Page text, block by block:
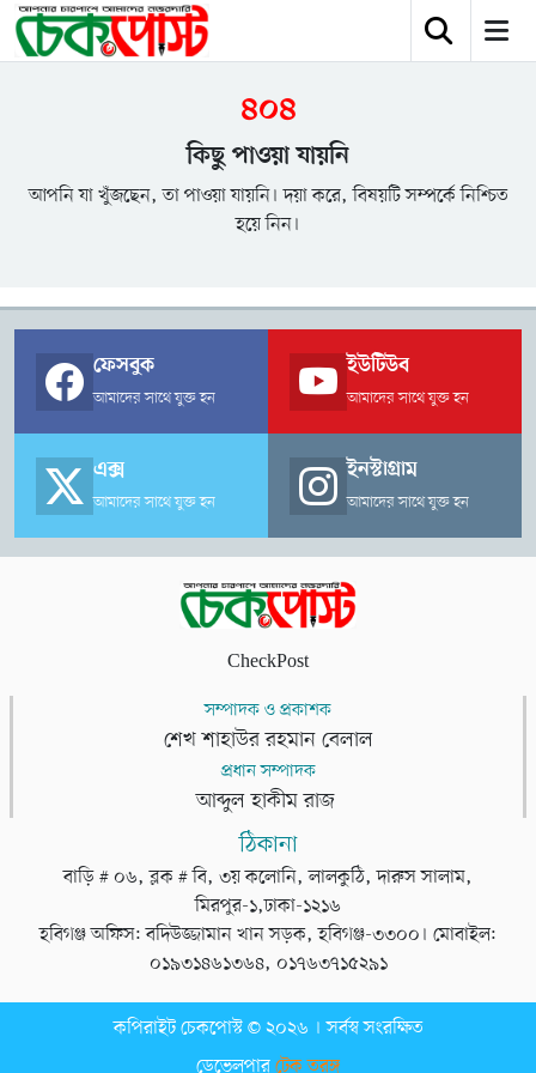
৪০৪
কিছু পাওয়া যায়নি
আপনি যা খুঁজছেন, তা পাওয়া যায়নি। দয়া করে, বিষয়টি সম্পর্কে নিশ্চিত
হয়ে নিন।
ফেসবুক
আমাদের সাথে যুক্ত হন
ইউটিউব
আমাদের সাথে যুক্ত হন
এক্স
আমাদের সাথে যুক্ত হন
ইনস্টাগ্রাম
আমাদের সাথে যুক্ত হন
CheckPost
সম্পাদক ও প্রকাশক
শেখ শাহাউর রহমান বেলাল
প্রধান সম্পাদক
আব্দুল হাকীম রাজ
ঠিকানা
বাড়ি # ০৬, ব্লক # বি, ৩য় কলোনি, লালকুঠি, দারুস সালাম,
মিরপুর-১,ঢাকা-১২১৬
হবিগঞ্জ অফিস: বদিউজ্জামান খান সড়ক, হবিগঞ্জ-৩৩০০। মোবাইল:
০১৯৩১৪৬১৩৬৪, ০১৭৬৩৭১৫২৯১
কপিরাইট চেকপোস্ট © ২০২৬ । সর্বস্ব সংরক্ষিত
ডেভেলপারটেক তরঙ্গ